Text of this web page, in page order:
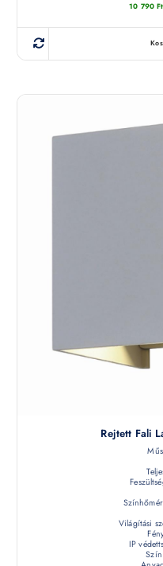
10 790Ft
Rejtett Fali
Világítási
IP